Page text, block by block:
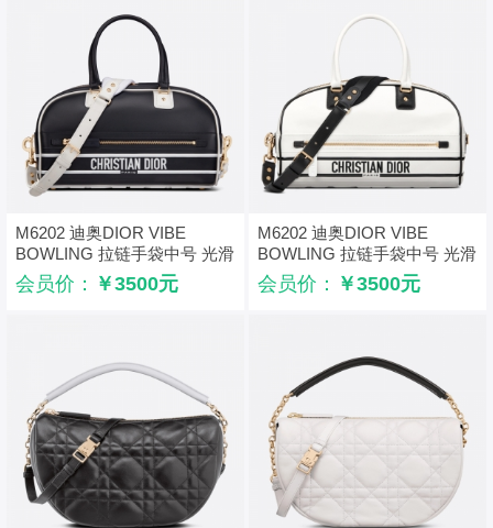
M6202 迪奥DIOR VIBE
BOWLING 拉链手袋中号 光滑
牛皮保龄球包 黑色
会员价： ￥3500元
M6202 迪奥DIOR VIBE
BOWLING 拉链手袋中号 光滑
牛皮保龄球包 白色
会员价： ￥3500元